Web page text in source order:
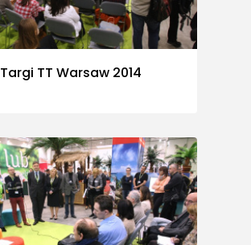
Targi TT Warsaw 2014